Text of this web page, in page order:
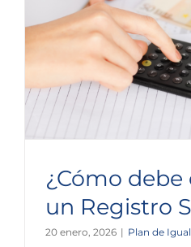
¿Cómo debe
un Registro
20 enero, 2026 | Plan de